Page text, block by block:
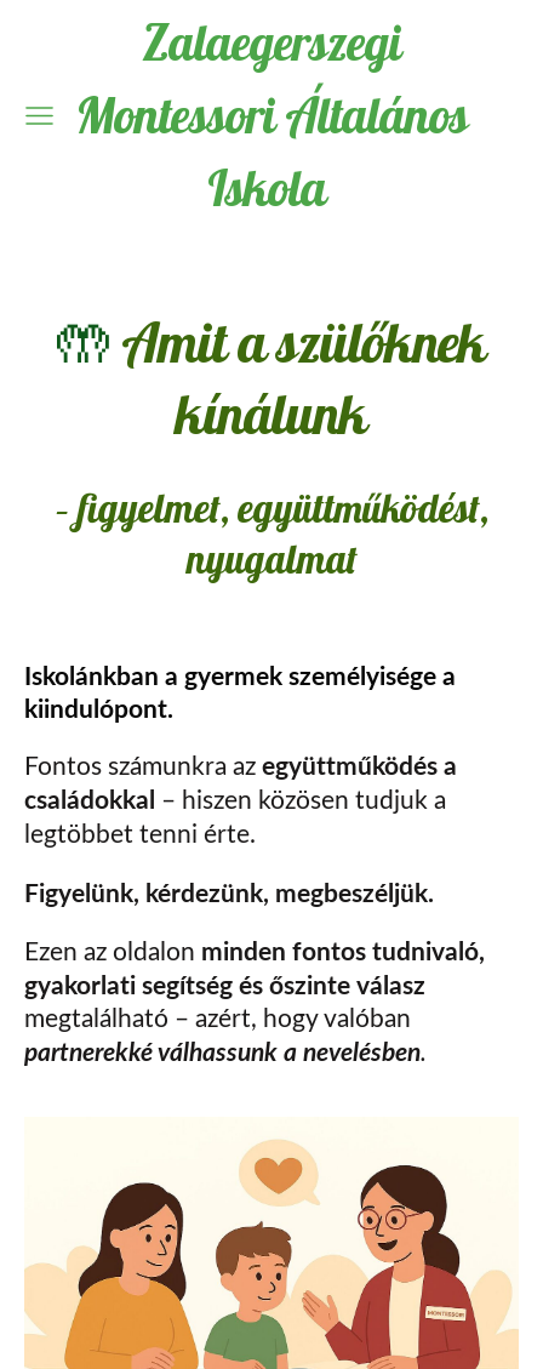
Zalaegerszegi
Montessori Általános
Iskola
🤲Amit a szülőknek
kínálunk
– figyelmet, együttműködést,
nyugalmat
Iskolánkban a gyermek személyisége a
kiindulópont.
Fontos számunkra azegyüttműködés a
családokkal – hiszen közösen tudjuk a
legtöbbet tenni érte.
Figyelünk, kérdezünk, megbeszéljük.
Ezen az oldalon minden fontos tudnivaló,
gyakorlati segítség és őszinte válasz
megtalálható – azért, hogy valóban
partnerekké válhassunk a nevelésben.